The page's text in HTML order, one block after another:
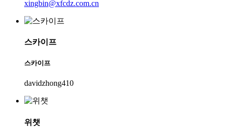
xingbin@xfcdz.com.cn
스카이프
스카이프
davidzhong410
위챗